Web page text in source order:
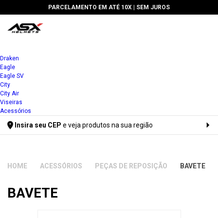
PARCELAMENTO EM ATÉ 10X | SEM JUROS
Draken
Eagle
Eagle SV
City
City Air
Viseiras
Acessórios
Insira seu CEP e veja produtos na sua região
ACESSÓRIOS PEÇAS DE REPOSIÇÃO BAVETE
BAVETE